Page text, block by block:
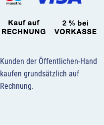
Kunden der Öffentlichen-Hand
kaufen grundsätzlich auf
Rechnung.